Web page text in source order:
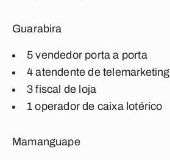
Guarabira
5 vendedor porta a porta
4 atendente de telemarketing
3 fiscal de loja
1 operador de caixa lotérico
Mamanguape